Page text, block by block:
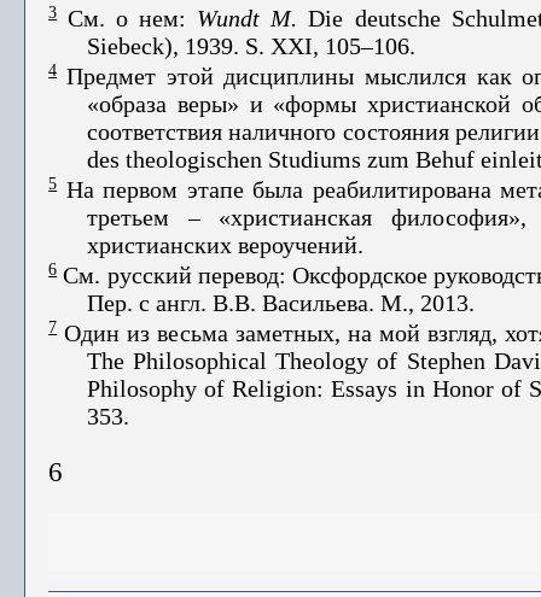
3 См.о нем: Wundt M. Die deutsche
Siebeck), 1939. S. XXI, 105–106.
4 Предмет этой дисциплины мыслился как
«образа веры» и «формы христианской
соответствия наличного состояния
des theologischen Studiums zum Behuf
5На первом этапе была реабилитирована
третьем – «христианская
христианских веро­учений.
6См. русский перевод: Оксфордское
Пер. с англ. В.В. Васильева. М., 2013.
7 Один из весьма заметных,на мой взгляд,
The Philosophical Theology of Stephen
Philosophy of Religion: Essays in Honor of
353.
6